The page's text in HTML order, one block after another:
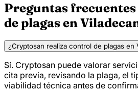
Preguntas
de plagas en
¿Cryptosan realiza control de plagas en
Sí. Cryptosan puede valorar
cita previa, revisando la plaga, el
viabilidad técnica antes de